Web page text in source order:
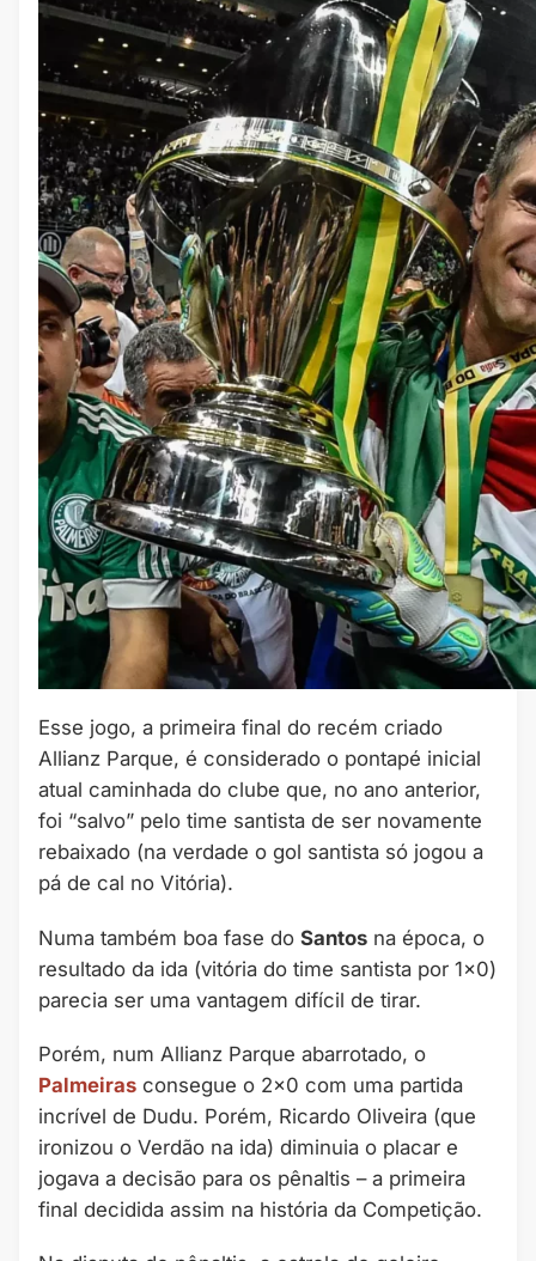
Esse jogo, a primeira final do recém criado
Allianz Parque, é considerado o pontapé inicial
atual caminhada do clube que, no ano anterior,
foi “salvo” pelo time santista de ser novamente
rebaixado (na verdade o gol santista só jogou a
pá de cal no Vitória).
Numa também boa fase do Santos na época, o
resultado da ida (vitória do time santista por 1×0)
parecia ser uma vantagem difícil de tirar.
Porém, num Allianz Parque abarrotado, o
Palmeiras consegue o 2×0 com uma partida
incrível de Dudu. Porém, Ricardo Oliveira (que
ironizou o Verdão na ida) diminuia o placar e
jogava a decisão para os pênaltis – a primeira
final decidida assim na história da Competição.